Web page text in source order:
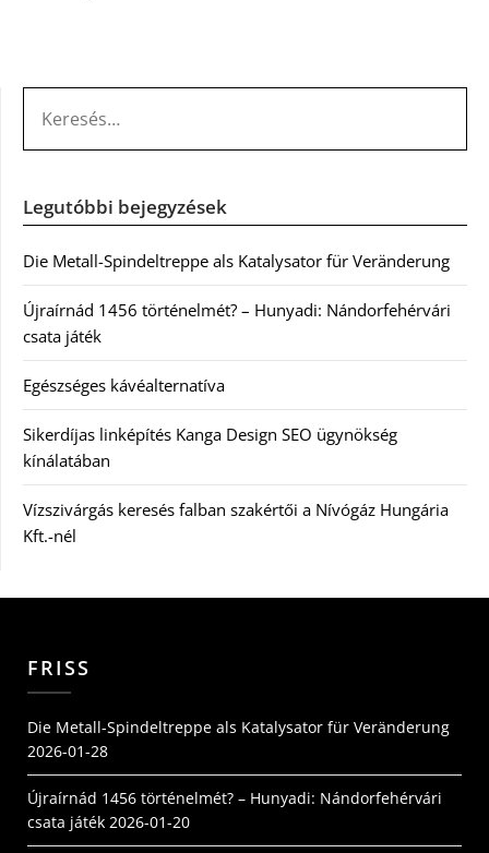
Legutóbbi bejegyzések
Die Metall-Spindeltreppe als Katalysator für Veränderung
Újraírnád 1456 történelmét? – Hunyadi: Nándorfehérvári
csata játék
Egészséges kávéalternatíva
Sikerdíjas linképítés Kanga Design SEO ügynökség
kínálatában
Vízszivárgás keresés falban szakértői a Nívógáz Hungária
Kft.-nél
FRISS
Die Metall-Spindeltreppe als Katalysator für Veränderung
2026-01-28
Újraírnád 1456 történelmét? – Hunyadi: Nándorfehérvári
csata játék 2026-01-20